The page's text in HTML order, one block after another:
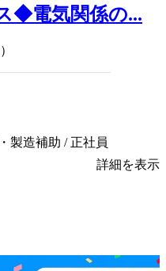
◆電気関係の...
製造補助 / 正社員
詳細を表示